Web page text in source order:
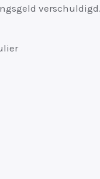
verschuldigd.